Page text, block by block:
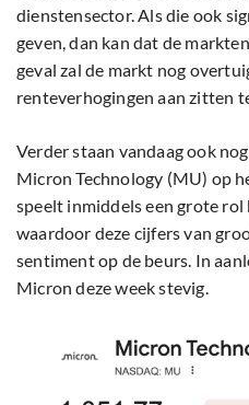
dienstensector. Als die ook
geven, dan kan dat de
geval zal de markt nog
renteverhogingen aan zitten
Verder staan vandaag ook
Micron Technology (MU) op
speelt inmiddels een grote
waardoor deze cijfers van
sentiment op de beurs. In
Micron deze week stevig.